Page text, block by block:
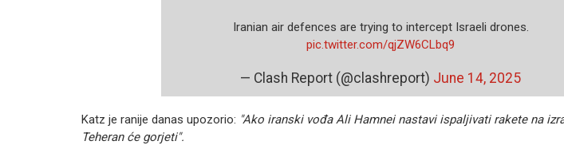
Iranian air defences are trying to intercept Israeli drones.
pic.twitter.com/qjZW6CLbq9
— Clash Report (@clashreport) June 14, 2025
Katz je ranije danas upozorio: "Ako iranski vođa Ali Hamnei nastavi ispaljivati rakete na
Teheran će gorjeti".